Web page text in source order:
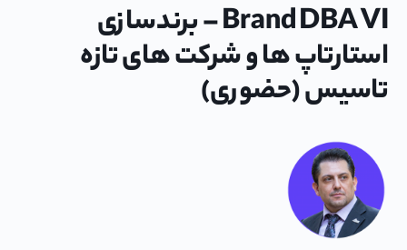
Brand DBA VI – برندسازی
استارتاپ ها و شرکت های تازه
تاسیس (حضوری)